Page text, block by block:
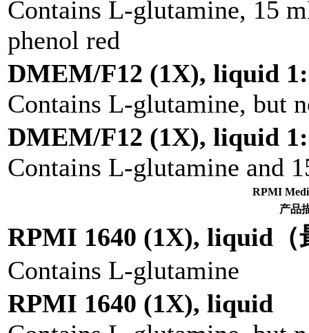
Contains L-glutamine, 15
phenol red
DMEM/F12 (1X), liquid
Contains L-glutamine, but
DMEM/F12 (1X), liquid
Contains L-glutamine and
RPMI
产品
RPMI 1640 (1X), liquid（
Contains L-glutamine
RPMI 1640 (1X), liquid